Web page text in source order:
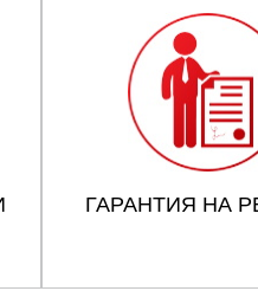
ГАРАНТИЯ НА